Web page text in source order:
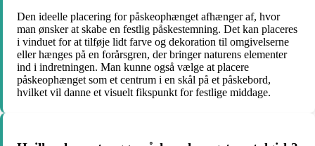
Den ideelle placering for påskeophænget afhænger af, hvor
man ønsker at skabe en festlig påskestemning. Det kan placeres
i vinduet for at tilføje lidt farve og dekoration til omgivelserne
eller hænges på en forårsgren, der bringer naturens elementer
ind i indretningen. Man kunne også vælge at placere
påskeophænget som et centrum i en skål på et påskebord,
hvilket vil danne et visuelt fikspunkt for festlige middage.